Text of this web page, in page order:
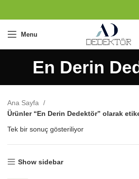
Menu
En Derin
Ana Sayfa
Ürünler “En Derin Dedektör” olarak
Tek bir sonuç gösteriliyor
Show sidebar